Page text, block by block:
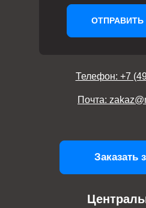
ОТПРАВИТЬ
Телефон: +7
Почта:
Заказать